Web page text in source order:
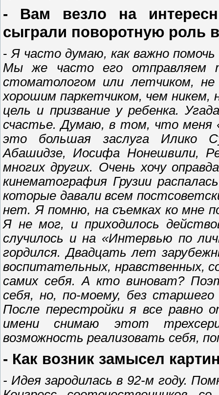
- Вам везло на
сыграли поворотную роль
- Я часто думаю, как важно
Мы же часто его отправляем
стоматологом или летчиком,
хорошим паркетчиком, чем никем,
цель и призвание у ребенка.
счастье. Думаю, в том, что меня
это большая заслуга Илико
Абашидзе, Иосифа Нонешвили,
многих других. Очень хочу
кинематография Грузии
которые давали всем
нет. Я помню, на съемках ко мне
Я не мог, и приходилось
случилось и на «Интервью по
гордился. Двадцать лет
воспитательных, нравственных,
самих себя. А кто виноват?
себя, но, по-моему, без
После перестройки я все
имени снимаю этот
возможность реализовать себя,
- Как возник замысел
- Идея зародилась в 92-м году.